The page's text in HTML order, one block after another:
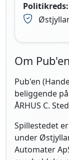
Politikreds:
Om
Pub'en
beliggende
ÅRHUS C.
Spillestedet
under
Automater